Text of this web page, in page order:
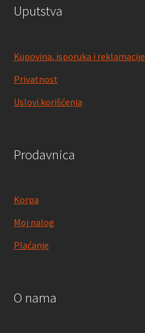
Uputstva
Kupovina, isporuka i reklamacije
Privatnost
Uslovi korišćenja
Prodavnica
Korpa
Moj nalog
Plaćanje
O nama